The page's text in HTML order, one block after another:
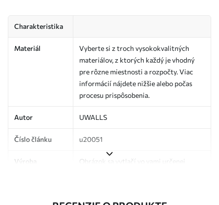
Charakteristika
Materiál
Vyberte si z troch vysokokvalitných
materiálov, z ktorých každý je vhodný
pre rôzne miestnosti a rozpočty. Viac
informácií nájdete nižšie alebo počas
procesu prispôsobenia.
Autor UWALLS
Číslo článku u20051
Výroba
Obrázok sa vytlačí vo vami určenej